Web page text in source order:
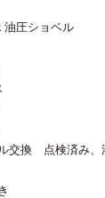
油圧ショベル
交換 点検済み、